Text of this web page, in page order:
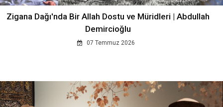
Zigana Dağı'nda Bir Allah Dostu ve Müridleri | Abdullah
Demircioğlu
07 Temmuz 2026